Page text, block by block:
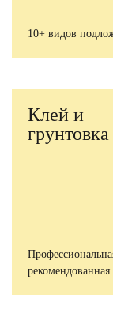
10+ видов
Клей и
грунтовка